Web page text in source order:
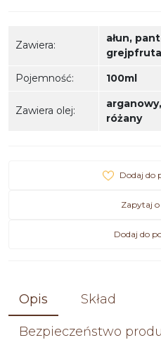
Zawiera:
ałun,
grejpfruta
Pojemność: 100ml
Zawiera olej:
arganowy,
różany
Dodaj do
Zapytaj
Dodaj do
Opis Skład
Bezpieczeństwo